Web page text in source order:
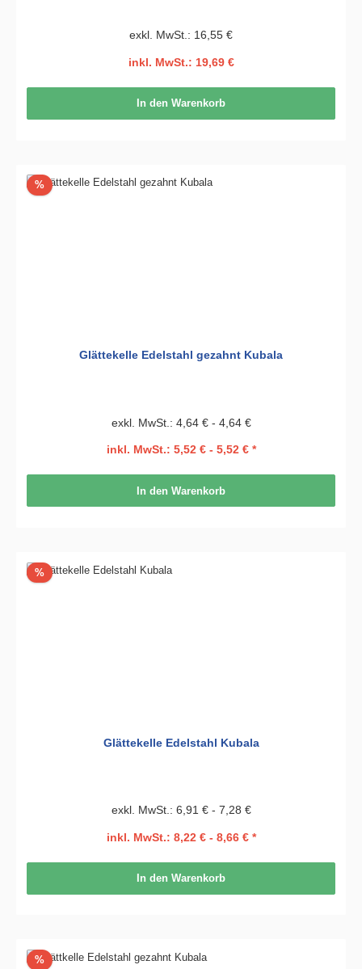
exkl. MwSt.: 16,55 €
inkl. MwSt.: 19,69 €
In den Warenkorb
%Rabatt
Glättekelle Edelstahl gezahnt Kubala
exkl. MwSt.: 4,64 € - 4,64 €
inkl. MwSt.: 5,52 € - 5,52 € *
In den Warenkorb
%Rabatt
Glättekelle Edelstahl Kubala
exkl. MwSt.: 6,91 € - 7,28 €
inkl. MwSt.: 8,22 € - 8,66 € *
In den Warenkorb
%Rabatt